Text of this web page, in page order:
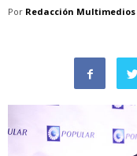
Por Redacción Multimedios